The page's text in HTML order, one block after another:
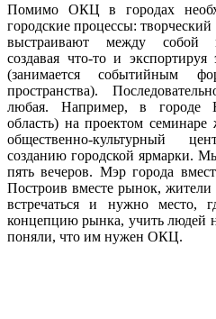
Помимо ОКЦ в городах
городские процессы:
выстраивают между собой
создавая что-то и
(занимается событийным
пространства).
любая. Например, в городе
область) на проектом семинаре
общественно-культурный
созданию городской ярмарки.
пять вечеров. Мэр города
Построив вместе рынок, жители
встречаться и нужно место,
концепцию рынка, учить людей
поняли, что им нужен ОКЦ.